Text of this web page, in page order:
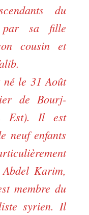
du
par sa fille
cousin et
né le 31 Août
de Bourj-
Est). Il est
neuf enfants
Karim,
membre du
syrien. Il